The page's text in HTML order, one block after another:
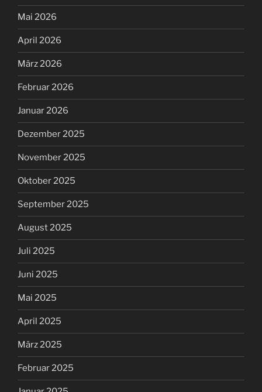
Mai 2026
April 2026
März 2026
Februar 2026
Januar 2026
Dezember 2025
November 2025
Oktober 2025
September 2025
August 2025
Juli 2025
Juni 2025
Mai 2025
April 2025
März 2025
Februar 2025